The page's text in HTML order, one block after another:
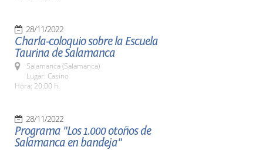
28/11/2022
Charla-coloquio sobre la Escuela
Taurina de Salamanca
Salamanca (Salamanca)
Lugar: Casino
Hora: 20:00 h.
28/11/2022
Programa "Los 1.000 otoños de
Salamanca en bandeja"